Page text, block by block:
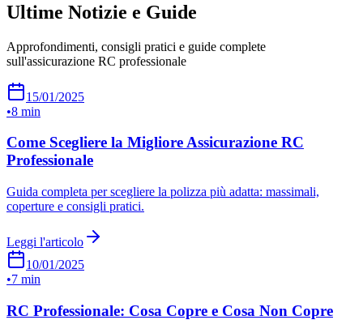
Ultime Notizie e Guide
Approfondimenti, consigli pratici e guide complete
sull'assicurazione RC professionale
15/01/2025
•8 min
Come Scegliere la Migliore Assicurazione RC
Professionale
Guida completa per scegliere la polizza più adatta: massimali,
coperture e consigli pratici.
Leggi l'articolo
10/01/2025
•7 min
RC Professionale: Cosa Copre e Cosa Non Copre